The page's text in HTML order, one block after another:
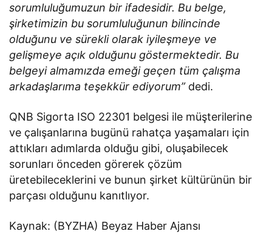
sorumluluğumuzun bir ifadesidir. Bu belge,
şirketimizin bu sorumluluğunun bilincinde
olduğunu ve sürekli olarak iyileşmeye ve
gelişmeye açık olduğunu göstermektedir. Bu
belgeyi almamızda emeği geçen tüm çalışma
arkadaşlarıma teşekkür ediyorum” dedi.
QNB Sigorta ISO 22301 belgesi ile müşterilerine
ve çalışanlarına bugünü rahatça yaşamaları için
attıkları adımlarda olduğu gibi, oluşabilecek
sorunları önceden görerek çözüm
üretebileceklerini ve bunun şirket kültürünün bir
parçası olduğunu kanıtlıyor.
Kaynak: (BYZHA) Beyaz Haber Ajansı